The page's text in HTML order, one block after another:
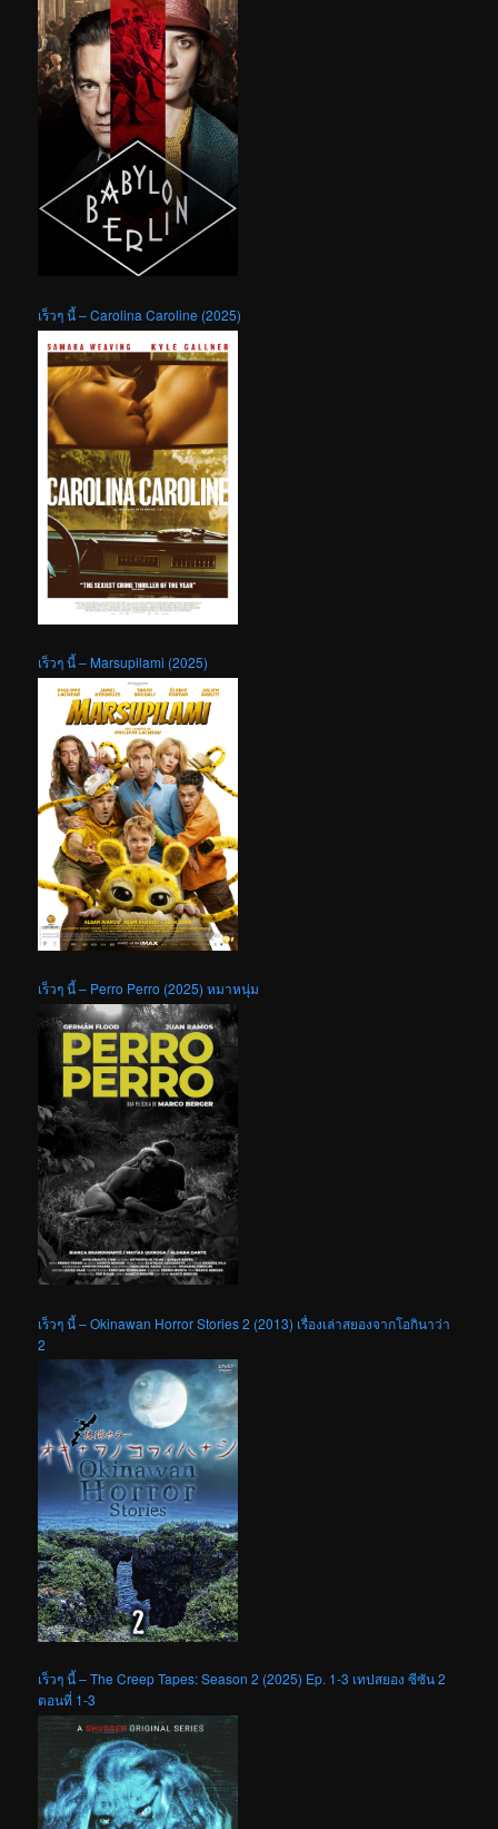
เร็วๆ นี้ – Carolina Caroline (2025)
เร็วๆ นี้ – Marsupilami (2025)
เร็วๆ นี้ – Perro Perro (2025) หมาหนุ่ม
เร็วๆ นี้ – Okinawan Horror Stories 2 (2013) เรื่องเล่าสยองจากโอกินาว่า
2
เร็วๆ นี้ – The Creep Tapes: Season 2 (2025) Ep. 1-3 เทปสยอง ซีซัน 2
ตอนที่ 1-3